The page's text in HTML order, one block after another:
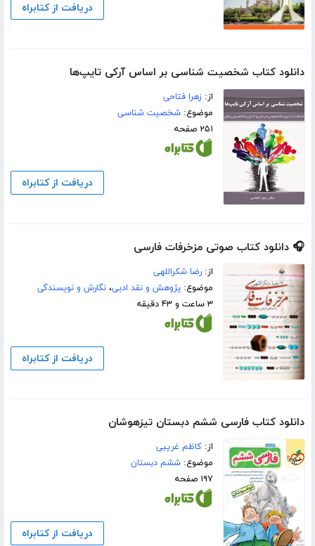
دریافت از کتابراه
دانلود کتاب شخصیت شناسی بر اساس آرکی تایپ‌ها
از:زهرا فتاحی
موضوع:شخصیت شناسی
۲۵۱ صفحه
دریافت از کتابراه
🎧 دانلود کتاب صوتی مزخرفات فارسی
از:رضا شکراللهی
موضوع:پژوهش و نقد ادبی،نگارش و نویسندگی
۳ ساعت و ۴۳ دقیقه
دریافت از کتابراه
دانلود کتاب فارسی ششم دبستان تیزهوشان
از:کاظم غریبی
موضوع:ششم دبستان
۱۹۷ صفحه
دریافت از کتابراه